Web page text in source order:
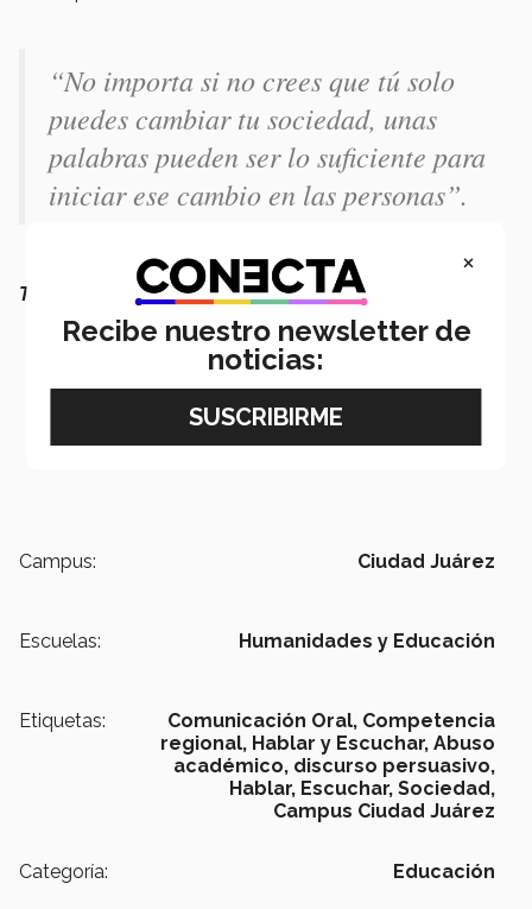
“No importa si no crees que tú solo
puedes cambiar tu sociedad, unas
palabras pueden ser lo suficiente para
iniciar ese cambio en las personas”.
También puede interesarte:
Campus: Ciudad Juárez
Escuelas: Humanidades y Educación
Etiquetas: Comunicación Oral, Competencia
regional, Hablar y Escuchar, Abuso
académico, discurso persuasivo,
Hablar, Escuchar, Sociedad,
Campus Ciudad Juárez
Categoría: Educación
×
Recibe nuestro newsletter de
noticias: